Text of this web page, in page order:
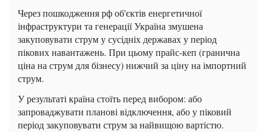
Через пошкодження рф об'єктів енергетичної
інфраструктури та генерації Україна змушена
закуповувати струм у сусідніх державах у період
пікових навантажень. При цьому прайс-кеп (гранична
ціна на струм для бізнесу) нижчий за ціну на імпортний
струм.
У результаті країна стоїть перед вибором: або
запроваджувати планові відключення, або у піковий
період закуповувати струм за найвищою вартістю.